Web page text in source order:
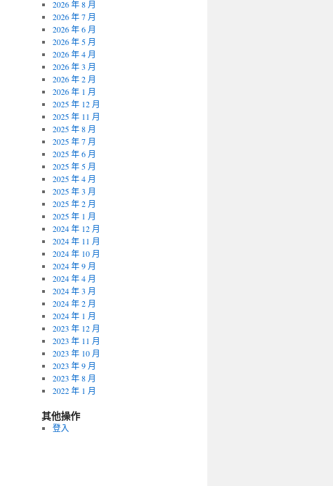
2026 年 8 月
2026 年 7 月
2026 年 6 月
2026 年 5 月
2026 年 4 月
2026 年 3 月
2026 年 2 月
2026 年 1 月
2025 年 12 月
2025 年 11 月
2025 年 8 月
2025 年 7 月
2025 年 6 月
2025 年 5 月
2025 年 4 月
2025 年 3 月
2025 年 2 月
2025 年 1 月
2024 年 12 月
2024 年 11 月
2024 年 10 月
2024 年 9 月
2024 年 4 月
2024 年 3 月
2024 年 2 月
2024 年 1 月
2023 年 12 月
2023 年 11 月
2023 年 10 月
2023 年 9 月
2023 年 8 月
2022 年 1 月
其他操作
登入